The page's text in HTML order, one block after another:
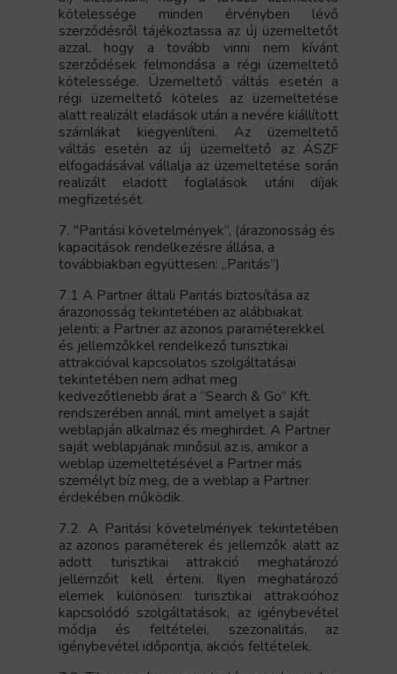
kötelessége minden érvényben lévő
szerződésről tájékoztassa az új üzemeltetőt
azzal, hogy a tovább vinni nem kívánt
szerződések felmondása a régi üzemeltető
kötelessége. Üzemeltető váltás esetén a
régi üzemeltető köteles az üzemeltetése
alatt realizált eladások után a nevére kiállított
számlákat kiegyenlíteni. Az üzemeltető
váltás esetén az új üzemeltető az ÁSZF
elfogadásával vállalja az üzemeltetése során
realizált eladott foglalások utáni díjak
megfizetését.
7. "Paritási követelmények”, (árazonosság és
kapacitások rendelkezésre állása, a
továbbiakban együttesen: „Paritás”)
7.1 A Partner általi Paritás biztosítása az
árazonosság tekintetében az alábbiakat
jelenti: a Partner az azonos paraméterekkel
és jellemzőkkel rendelkező turisztikai
attrakcióval kapcsolatos szolgáltatásai
tekintetében nem adhat meg
kedvezőtlenebb árat a “Search & Go” Kft.
rendszerében annál, mint amelyet a saját
weblapján alkalmaz és meghirdet. A Partner
saját weblapjának minősül az is, amikor a
weblap üzemeltetésével a Partner más
személyt bíz meg, de a weblap a Partner
érdekében működik.
7.2. A Paritási követelmények tekintetében
az azonos paraméterek és jellemzők alatt az
adott turisztikai attrakció meghatározó
jellemzőit kell érteni. Ilyen meghatározó
elemek különösen: turisztikai attrakcióhoz
kapcsolódó szolgáltatások, az igénybevétel
módja és feltételei, szezonalitás, az
igénybevétel időpontja, akciós feltételek.